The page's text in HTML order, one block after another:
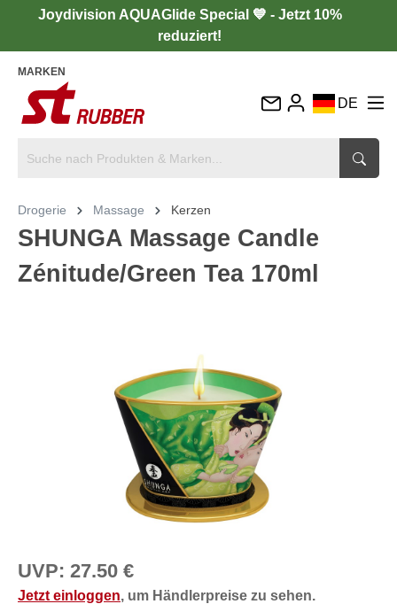
Joydivision AQUAGlide Special 💙 - Jetzt 10%
reduziert!
MARKEN
DE
IT
Drogerie Massage Kerzen
SHUNGA Massage Candle
Zénitude/Green Tea 170ml
UVP: 27.50 €
Jetzt einloggen, um Händlerpreise zu sehen.